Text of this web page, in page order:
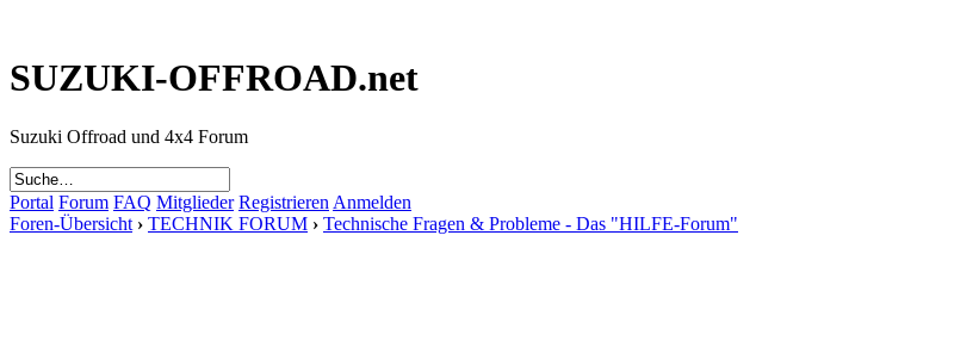
SUZUKI-OFFROAD.net
Suzuki Offroad und 4x4 Forum
Portal Forum FAQ Mitglieder Registrieren Anmelden
Foren-Übersicht › TECHNIK FORUM › Technische Fragen & Probleme - Das "HILFE-Forum"